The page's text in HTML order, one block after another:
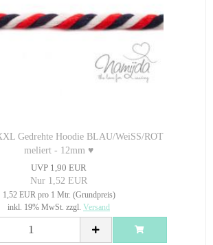
Gedrehte Hoodie BLAU/WeiSS/ROT
meliert - 12mm ♥
UVP 1,90 EUR
Nur 1,52 EUR
1,52 EUR pro 1 Mtr. (Grundpreis)
inkl. 19% MwSt. zzgl. Versand